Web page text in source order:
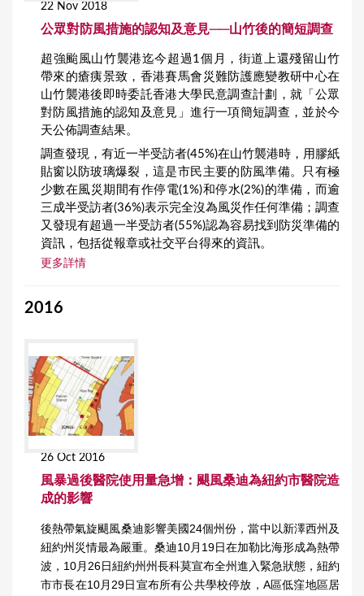
22 Nov 2018
公眾對防風措施的認知及意見──山竹後的簡短調查
超強颱風山竹襲港迄今超過1個月，街道上還殘留山竹
帶來的瘡痍景致，香港賽馬會災難防護應變教研中心在
山竹襲港後即時委託香港大學民意調查計劃，就「公眾
對防風措施的認知及意見」進行一項簡短調查，並於今
天公佈調查結果。
調查發現，有近一半受訪者(45%)在山竹襲港時，用膠紙
貼窗以防玻璃爆裂，這是市民主要的防風準備。只有極
少數在風災期間有作停電(1%)和停水(2%)的準備，而逾
三成半受訪者(36%)表示完全沒為風災作任何準備；調查
又發現有超過一半受訪者(55%)認為容易找到防災準備的
資訊，包括從報章或社交平台得來的資訊。
更多詳情
2016
26 Oct 2016
風暴過後醫院使用量急增：颶風桑迪為紐約市醫院造
成的影響
後熱帶氣旋颶風桑迪影響美國24個州份，當中以新澤西州及
紐約州災情最為嚴重。桑迪10月19日在加勒比海形成為熱帶
波，10月26日紐約州州長科莫宣布全州進入緊急狀態，紐約
市市長在10月29日宣布所有公共學校停放，A區低窪地區居